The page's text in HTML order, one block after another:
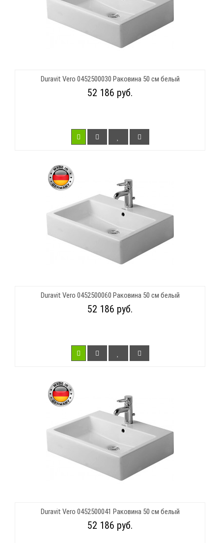
Duravit Vero 0452500030 Раковина 50 см белый
52 186 руб.
Duravit Vero 0452500060 Раковина 50 см белый
52 186 руб.
Duravit Vero 0452500041 Раковина 50 см белый
52 186 руб.